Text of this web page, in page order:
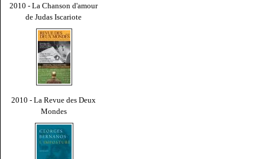
2010 - La Chanson d'amour
de Judas Iscariote
2010 - La Revue des Deux
Mondes